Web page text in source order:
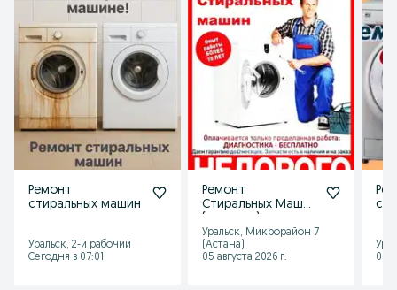
Ремонт
стиральных машин
Уральск, 2-й рабочий
Сегодня в 07:01
Ремонт
Стиральных Машин
Уральск, Микрорайон 7
(Астана)
05 августа 2026 г.
05